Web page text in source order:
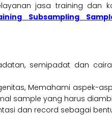
jasa training dan
Subsampling
semipadat dan
Memahami aspek-
sample yang harus
dan record sebagai